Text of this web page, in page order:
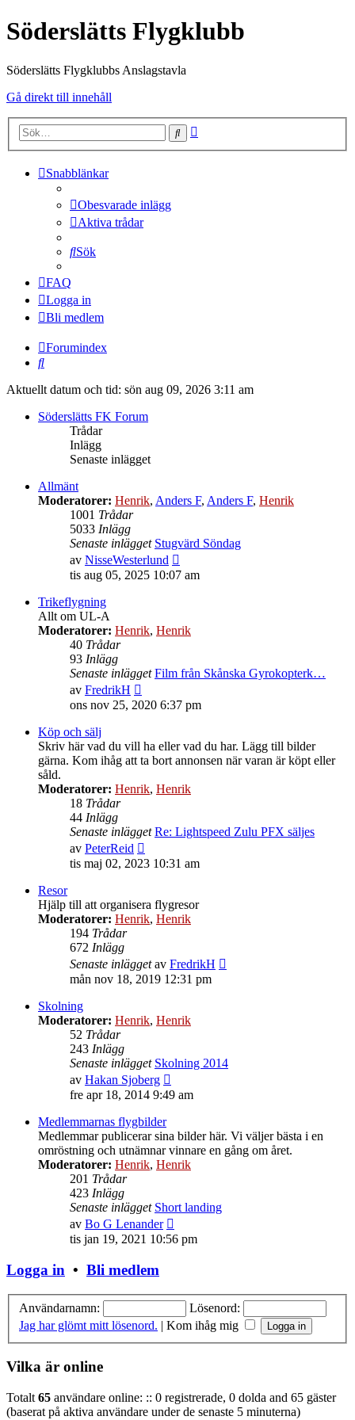
Söderslätts Flygklubb
Söderslätts Flygklubbs Anslagstavla
Gå direkt till innehåll
Sök
Snabblänkar
Obesvarade inlägg
Aktiva trådar
Sök
FAQ
Logga in
Bli medlem
Forumindex
Sök
Aktuellt datum och tid: sön aug 09, 2026 3:11 am
Söderslätts FK Forum
Trådar
Inlägg
Senaste inlägget
Allmänt
Moderatorer: Henrik, Anders F, Anders F, Henrik
1001 Trådar
5033 Inlägg
Senaste inlägget Stugvärd Söndag
av NisseWesterlund
till
tis aug 05, 2025 10:07 am
Trikeflygning
Allt om UL-A
Moderatorer: Henrik, Henrik
40 Trådar
93 Inlägg
Senaste inlägget Film från Skånska Gyrokopterk…
av FredrikH
till
inlägget
ons nov 25, 2020 6:37 pm
Köp och sälj
Skriv här vad du vill ha eller vad du har. Lägg till bilder
gärna. Kom ihåg att ta bort annonsen när varan är köpt eller
såld.
Moderatorer: Henrik, Henrik
18 Trådar
44 Inlägg
Senaste inlägget Re: Lightspeed Zulu PFX säljes
av PeterReid
till
inlägget
tis maj 02, 2023 10:31 am
Resor
Hjälp till att organisera flygresor
Moderatorer: Henrik, Henrik
194 Trådar
672 Inlägg
Senaste inläggetav FredrikH
mån nov 18, 2019 12:31 pm
Skolning
Moderatorer: Henrik, Henrik
52 Trådar
243 Inlägg
Senaste inlägget Skolning 2014
av Hakan Sjoberg
till
inlägget
fre apr 18, 2014 9:49 am
Medlemmarnas flygbilder
Medlemmar publicerar sina bilder här. Vi väljer bästa i en
omröstning och utnämnar vinnare en gång om året.
Moderatorer: Henrik, Henrik
201 Trådar
423 Inlägg
Senaste inlägget Short landing
av Bo G Lenander
till
det
tis jan 19, 2021 10:56 pm
Logga in • Bli medlem
Användarnamn:
Lösenord:
Jag har glömt mitt lösenord. | Kom ihåg mig
Vilka är online
Totalt 65 användare online: :: 0 registrerade, 0 dolda and 65 gäster
(baserat på aktiva användare under de senaste 5 minuterna)